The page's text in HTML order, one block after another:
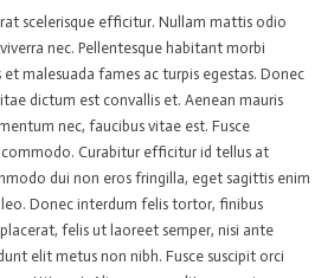
scelerisque efficitur. Nullam mattis odio
nec. Pellentesque habitant morbi
malesuada fames ac turpis egestas. Donec
dictum est convallis et. Aenean mauris
nec, faucibus vitae est. Fusce
Curabitur efficitur id tellus at
dui non eros fringilla, eget sagittis enim
Donec interdum felis tortor, finibus
felis ut laoreet semper, nisi ante
elit metus non nibh. Fusce suscipit orci